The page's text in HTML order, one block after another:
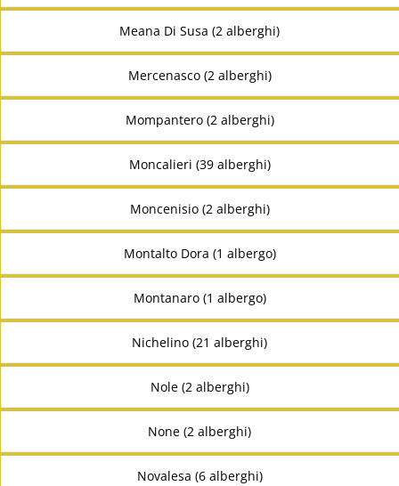
Meana Di Susa (2 alberghi)
Mercenasco (2 alberghi)
Mompantero (2 alberghi)
Moncalieri (39 alberghi)
Moncenisio (2 alberghi)
Montalto Dora (1 albergo)
Montanaro (1 albergo)
Nichelino (21 alberghi)
Nole (2 alberghi)
None (2 alberghi)
Novalesa (6 alberghi)